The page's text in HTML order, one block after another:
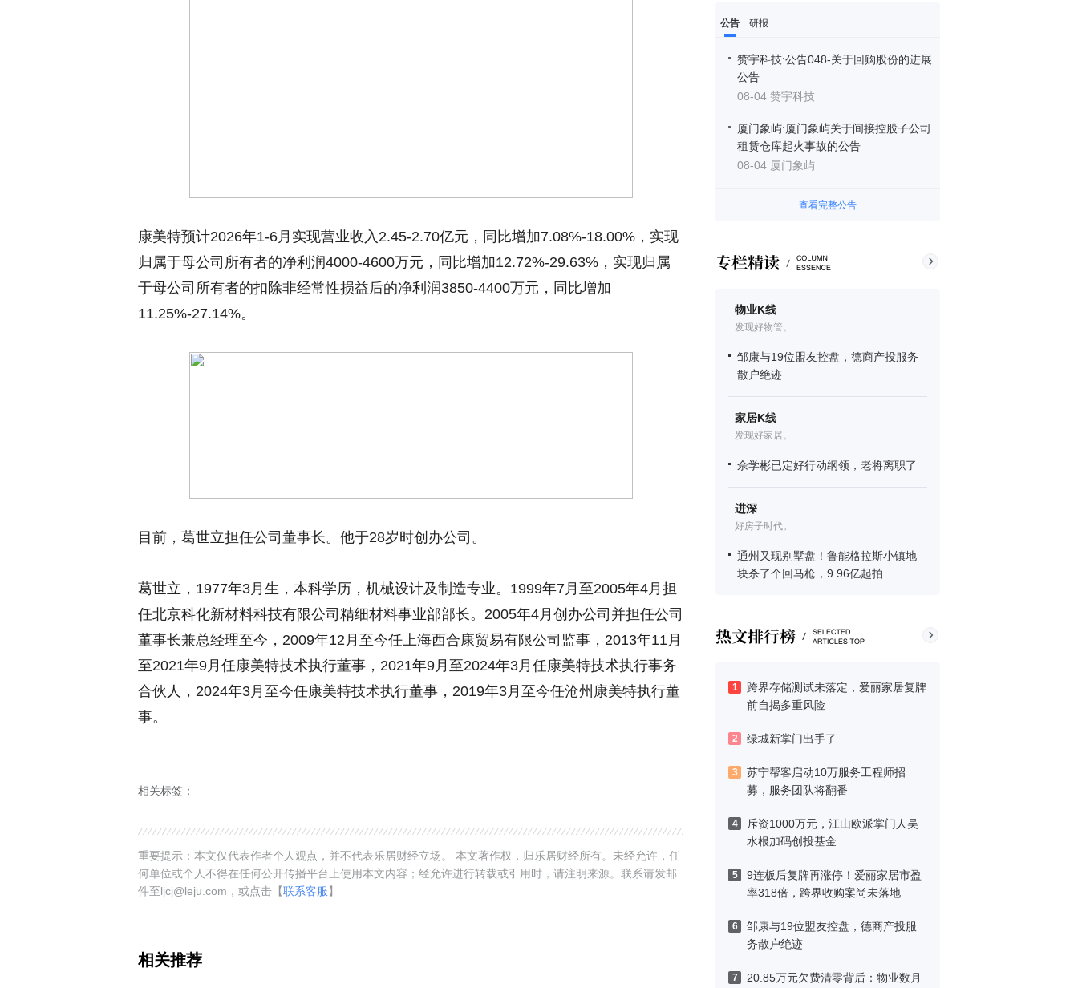
公告 研报
赞宇科技:公告048-关于回购股份的进展
公告
08-04 赞宇科技
厦门象屿:厦门象屿关于间接控股子公司
租赁仓库起火事故的公告
08-04 厦门象屿
查看完整公告
物业K线
发现好物管。
邹康与19位盟友控盘，德商产投服务
散户绝迹
家居K线
发现好家居。
佘学彬已定好行动纲领，老将离职了
进深
好房子时代。
通州又现别墅盘！鲁能格拉斯小镇地
块杀了个回马枪，9.96亿起拍
1
跨界存储测试未落定，爱丽家居复牌
前自揭多重风险
2 绿城新掌门出手了
3
苏宁帮客启动10万服务工程师招
募，服务团队将翻番
4
斥资1000万元，江山欧派掌门人吴
水根加码创投基金
5
9连板后复牌再涨停！爱丽家居市盈
率318倍，跨界收购案尚未落地
6
邹康与19位盟友控盘，德商产投服
务散户绝迹
7
20.85万元欠费清零背后：物业数月
康美特预计2026年1-6月实现营业收入2.45-2.70亿元，同比增加7.08%-18.00%，实现
归属于母公司所有者的净利润4000-4600万元，同比增加12.72%-29.63%，实现归属
于母公司所有者的扣除非经常性损益后的净利润3850-4400万元，同比增加
11.25%-27.14%。
目前，葛世立担任公司董事长。他于28岁时创办公司。
葛世立，1977年3月生，本科学历，机械设计及制造专业。1999年7月至2005年4月担
任北京科化新材料科技有限公司精细材料事业部部长。2005年4月创办公司并担任公司
董事长兼总经理至今，2009年12月至今任上海西合康贸易有限公司监事，2013年11月
至2021年9月任康美特技术执行董事，2021年9月至2024年3月任康美特技术执行事务
合伙人，2024年3月至今任康美特技术执行董事，2019年3月至今任沧州康美特执行董
事。
相关标签：
重要提示：本文仅代表作者个人观点，并不代表乐居财经立场。 本文著作权，归乐居财经所有。未经允许，任
何单位或个人不得在任何公开传播平台上使用本文内容；经允许进行转载或引用时，请注明来源。联系请发邮
件至ljcj@leju.com，或点击【联系客服】
相关推荐